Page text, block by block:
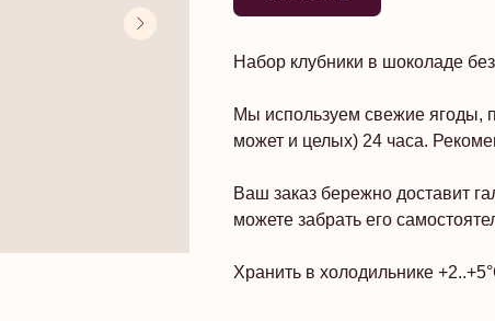
Набор клубники в шоколаде
Мы используем свежие ягоды,
может и целых) 24 часа.
Ваш заказ бережно доставит
можете забрать его
Хранить в холодильнике